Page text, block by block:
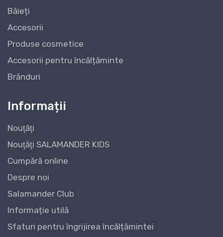
Băieți
Accesorii
Produse cosmetice
Accesorii pentru încălțăminte
Brănduri
Informații
Nouţăţi
Nouţăţi SALAMANDER KIDS
Cumpără online
Despre noi
Salamander Club
Informație utilă
Sfaturi pentru îngrijirea încălțămintei